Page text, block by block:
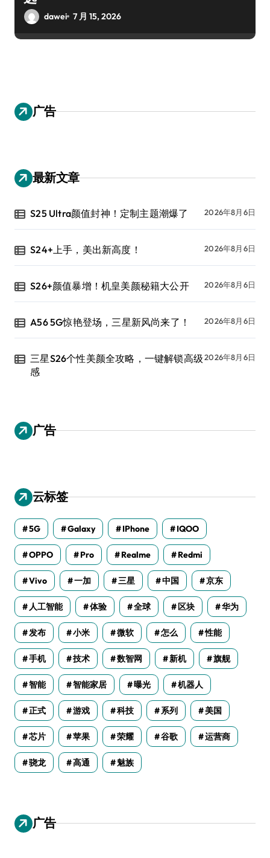
dawei 7 月 15, 2026
广告
最新文章
S25 Ultra颜值封神！定制主题潮爆了 2026年8月6日
S24+上手，美出新高度！ 2026年8月6日
S26+颜值暴增！机皇美颜秘籍大公开 2026年8月6日
A56 5G惊艳登场，三星新风尚来了！ 2026年8月6日
三星S26个性美颜全攻略，一键解锁高级
感
2026年8月6日
广告
云标签
5G Galaxy IPhone IQOO
OPPO Pro Realme Redmi
Vivo 一加 三星 中国 京东
人工智能 体验 全球 区块 华为
发布 小米 微软 怎么 性能
手机 技术 数智网 新机 旗舰
智能 智能家居 曝光 机器人
正式 游戏 科技 系列 美国
芯片 苹果 荣耀 谷歌 运营商
骁龙 高通 魅族
广告